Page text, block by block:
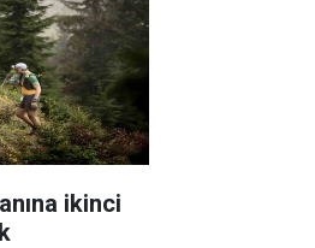
ikinci